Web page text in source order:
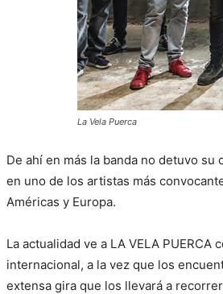
La Vela Puerca
De ahí en más la banda no detuvo
en uno de los artistas más
Américas y Europa.
La actualidad ve a LA VELA
internacional, a la vez que los
extensa gira que los llevará a